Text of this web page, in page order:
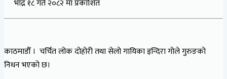
भाद्र १८ गते २०८२ मा प्रकाशित
काठमाडौँ । चर्चित लोक दोहोरी तथा सेलो गायिका इन्दिरा गोले गुरुङको
निधन भएको छ।